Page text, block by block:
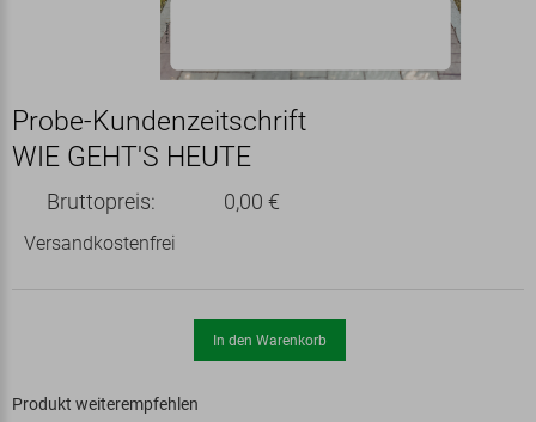
Probe-Kundenzeitschrift
WIE GEHT'S HEUTE
Bruttopreis: 0,00 €
Versandkostenfrei
In den Warenkorb
Produkt weiterempfehlen